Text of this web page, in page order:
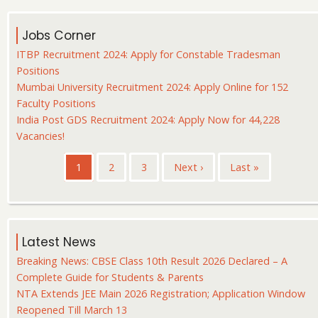
Jobs Corner
ITBP Recruitment 2024: Apply for Constable Tradesman
Positions
Mumbai University Recruitment 2024: Apply Online for 152
Faculty Positions
India Post GDS Recruitment 2024: Apply Now for 44,228
Vacancies!
PaginationCurrent
page
1 पृष्ठ
2 पृष्ठ
3
Next
Next ›
Last
Last »
Latest News
Breaking News: CBSE Class 10th Result 2026 Declared – A
Complete Guide for Students & Parents
NTA Extends JEE Main 2026 Registration; Application Window
Reopened Till March 13